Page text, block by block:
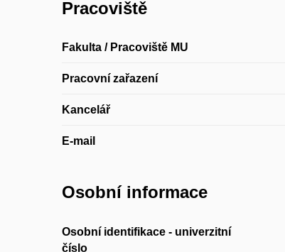
Pracoviště
Fakulta / Pracoviště MU
Pracovní zařazení
Kancelář
E-mail
Osobní informace
Osobní identifikace - univerzitní
číslo